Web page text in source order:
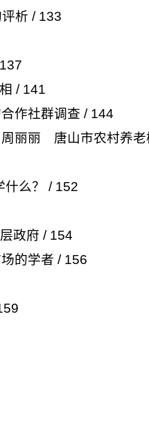
析 / 133
/ 141
作社群调查 / 144
丽丽 唐山市农村养老
么？
/ 152
政府 / 154
的学者 / 156